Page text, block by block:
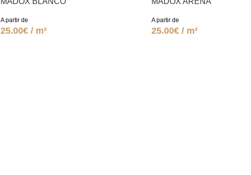
A partir de
25.00€ / m²
A partir de
25.00€ / m²